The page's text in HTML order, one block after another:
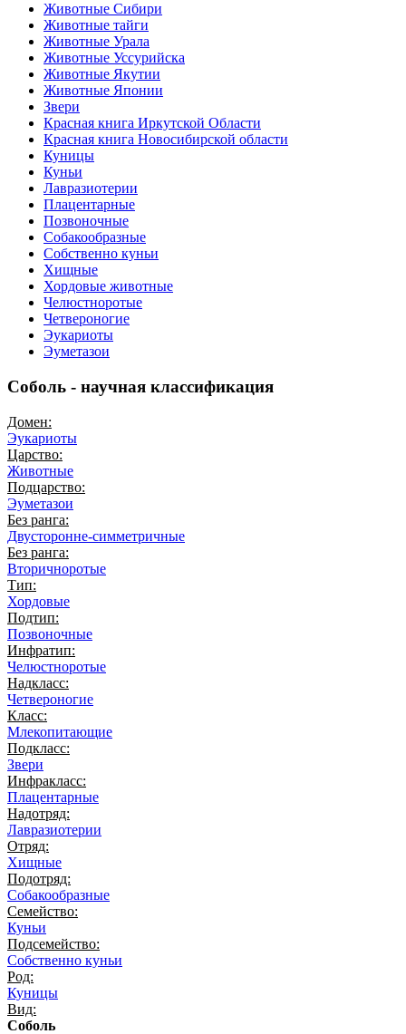
Животные Сибири
Животные тайги
Животные Урала
Животные Уссурийска
Животные Якутии
Животные Японии
Звери
Красная книга Иркутской Области
Красная книга Новосибирской области
Куницы
Куньи
Лавразиотерии
Плацентарные
Позвоночные
Собакообразные
Собственно куньи
Хищные
Хордовые животные
Челюстноротые
Четвероногие
Эукариоты
Эуметазои
Соболь - научная классификация
Домен:
Эукариоты
Царство:
Животные
Подцарство:
Эуметазои
Без ранга:
Двусторонне-симметричные
Без ранга:
Вторичноротые
Тип:
Хордовые
Подтип:
Позвоночные
Инфратип:
Челюстноротые
Надкласс:
Четвероногие
Класс:
Млекопитающие
Подкласс:
Звери
Инфракласс:
Плацентарные
Надотряд:
Лавразиотерии
Отряд:
Хищные
Подотряд:
Собакообразные
Семейство:
Куньи
Подсемейство:
Собственно куньи
Род:
Куницы
Вид:
Соболь